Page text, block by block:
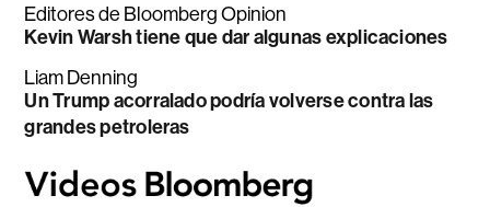
Editores de Bloomberg Opinion
Kevin Warsh tiene que dar algunas explicaciones
Liam Denning
Un Trump acorralado podría volverse contra las
grandes petroleras